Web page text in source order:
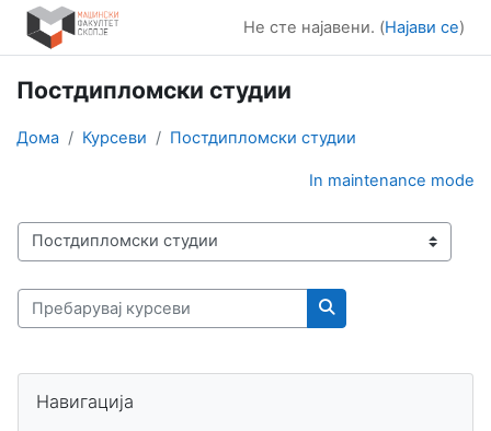
Оди до главна содржина
Не сте најавени. (Најави се)
Постдипломски студии
Дома Курсеви Постдипломски студии
In maintenance mode
Категории на курсеви
Пребарувај курсеви
Пребарувај курсеви
Блокови
Навигација